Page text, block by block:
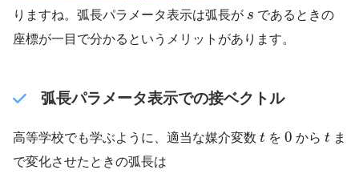
りますね。弧長パラメータ表示は弧長が s
s であるときの
座標が一目で分かるというメリットがあります。
弧長パラメータ表示での接ベクトル
高等学校でも学ぶように、適当な媒介変数 t
t を 0
0 から t
t ま
で変化させたときの弧長は